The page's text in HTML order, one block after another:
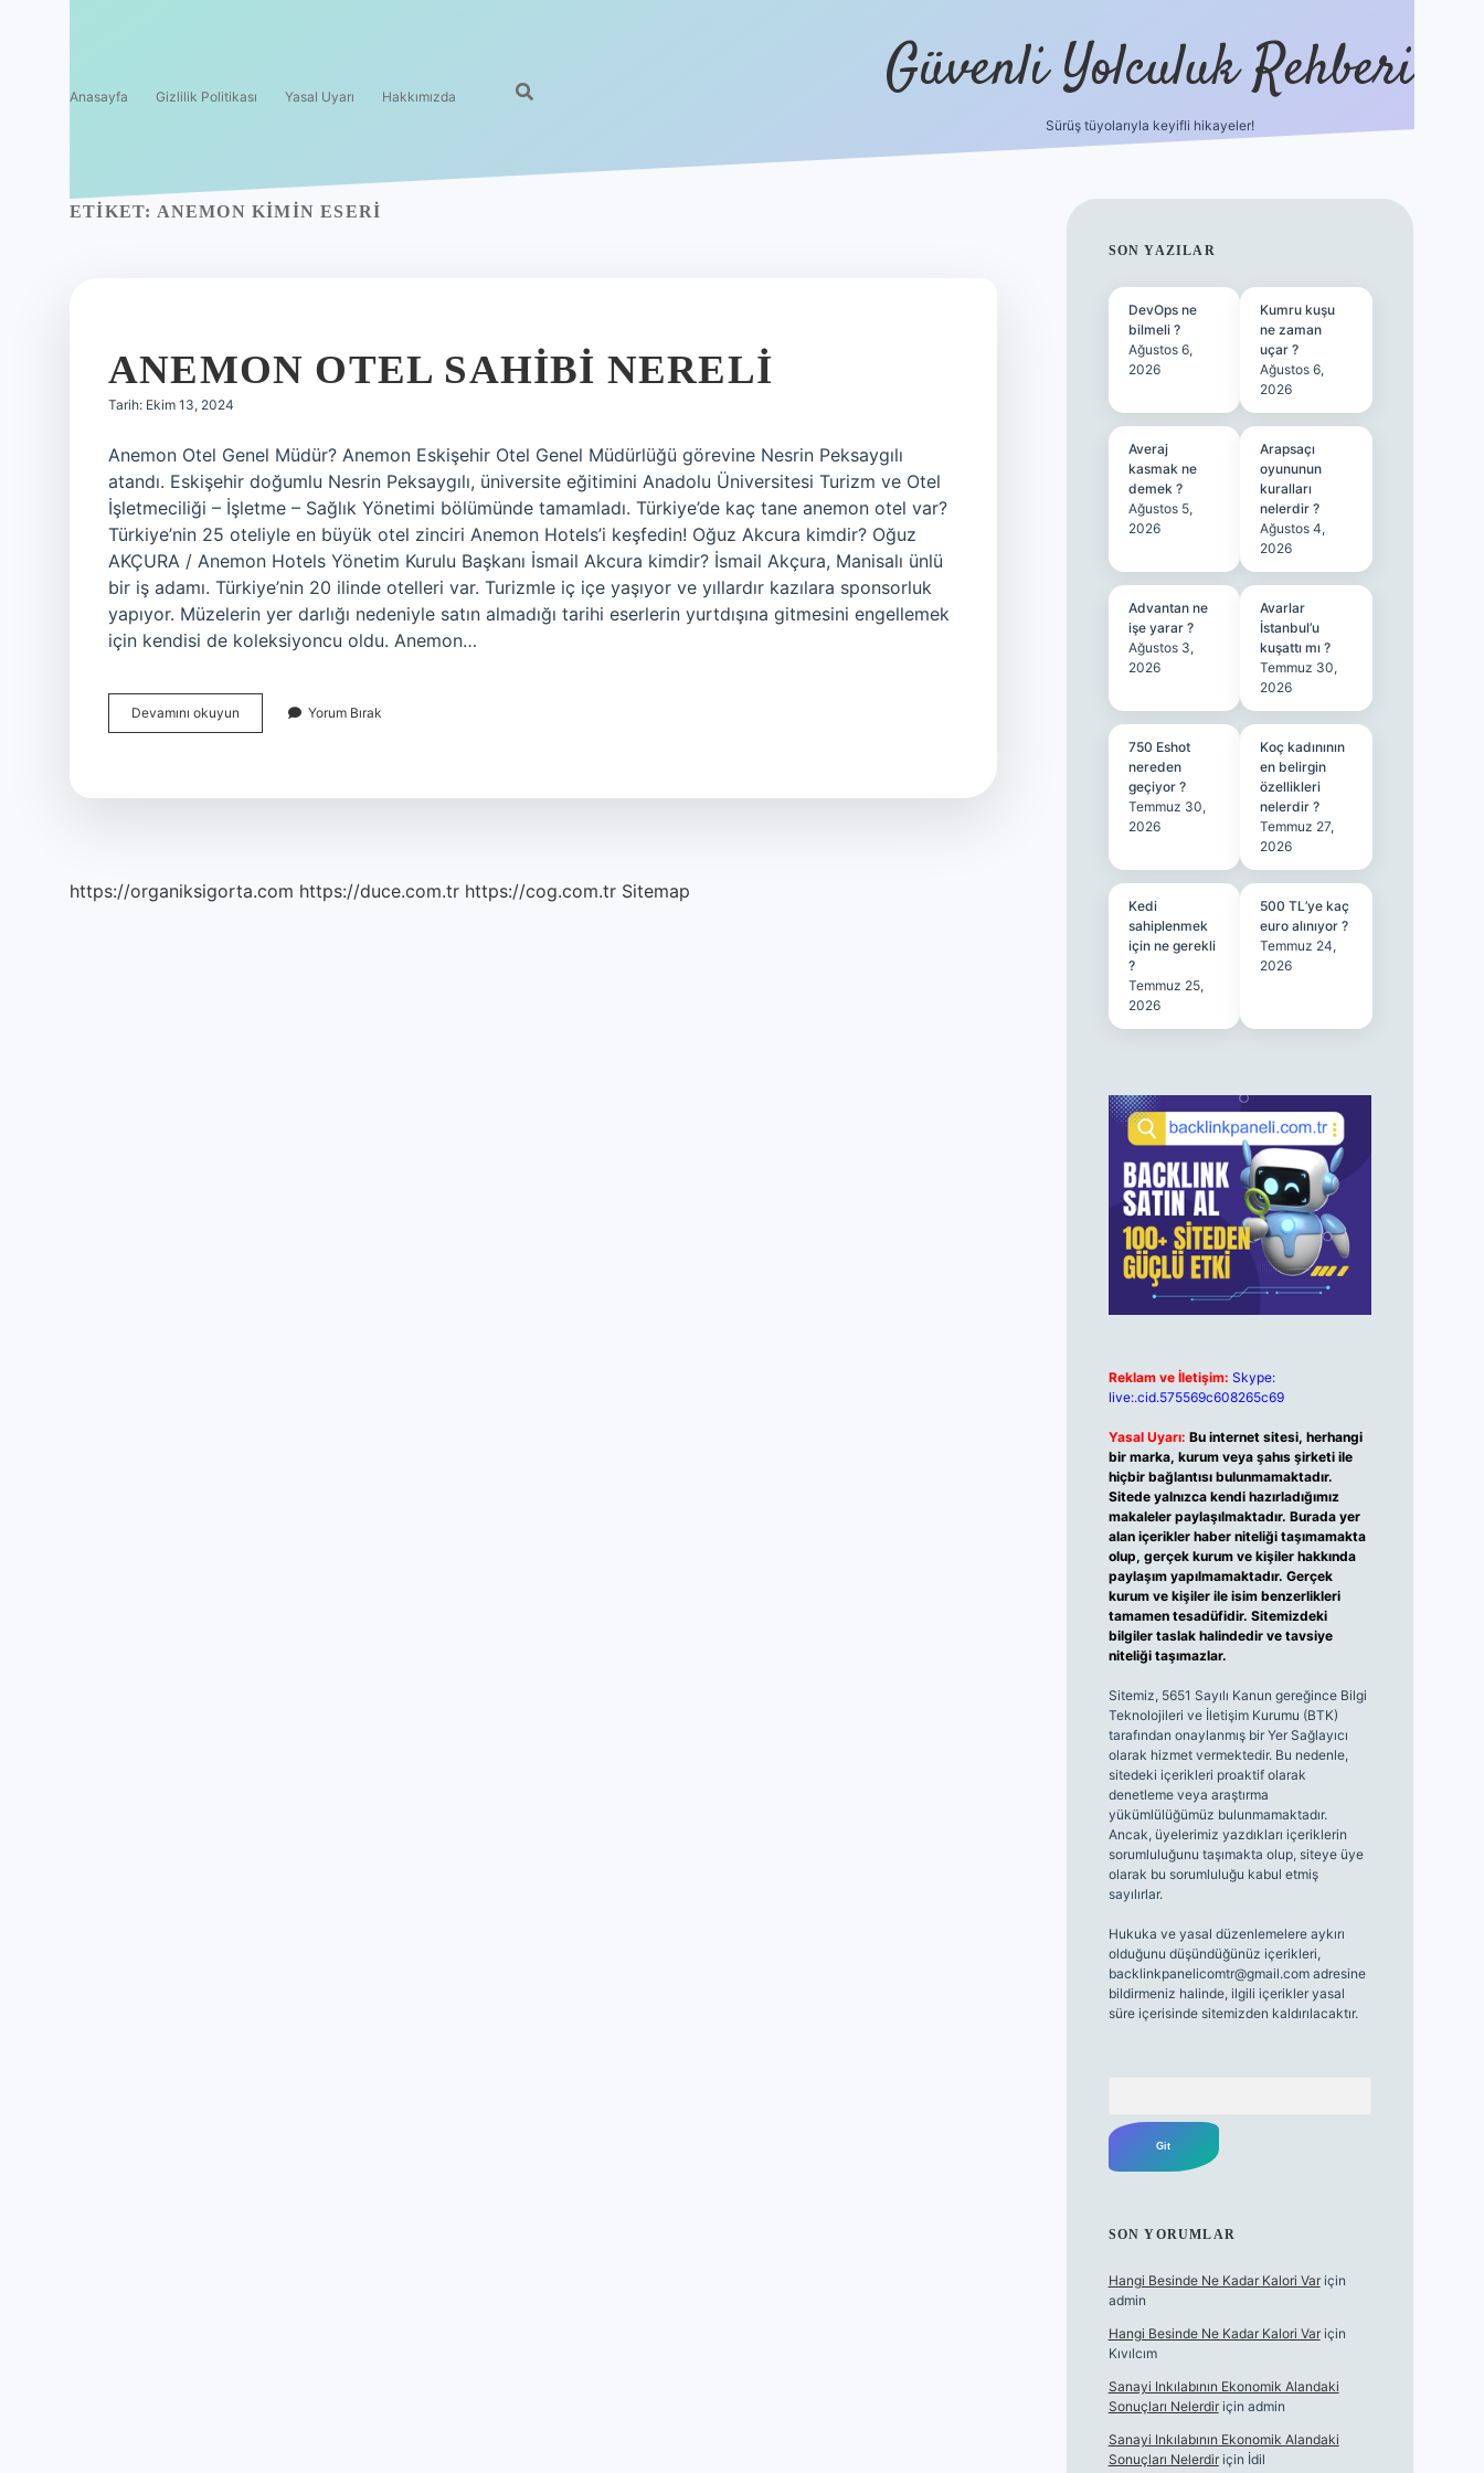
Anasayfa Gizlilik Politikası Yasal Uyarı Hakkımızda Güvenli Yolculuk Rehberi
Sürüş tüyolarıyla keyifli hikayeler!
ETIKET: ANEMON KIMIN ESERI
ANEMON OTEL SAHIBI NERELI
Tarih: Ekim 13, 2024
Anemon Otel Genel Müdür? Anemon Eskişehir Otel Genel Müdürlüğü görevine Nesrin Peksaygılı
atandı. Eskişehir doğumlu Nesrin Peksaygılı, üniversite eğitimini Anadolu Üniversitesi Turizm ve Otel
İşletmeciliği – ​​İşletme – Sağlık Yönetimi bölümünde tamamladı. Türkiye’de kaç tane anemon otel var?
Türkiye’nin 25 oteliyle en büyük otel zinciri Anemon Hotels’i keşfedin! Oğuz Akcura kimdir? Oğuz
AKÇURA / Anemon Hotels Yönetim Kurulu Başkanı İsmail Akcura kimdir? İsmail Akçura, Manisalı ünlü
bir iş adamı. Türkiye’nin 20 ilinde otelleri var. Turizmle iç içe yaşıyor ve yıllardır kazılara sponsorluk
yapıyor. Müzelerin yer darlığı nedeniyle satın almadığı tarihi eserlerin yurtdışına gitmesini engellemek
için kendisi de koleksiyoncu oldu. Anemon…
Devamını okuyun Anemon
Otel
Yorum Bırak
https://organiksigorta.com https://duce.com.tr https://cog.com.tr Sitemap
SIDEBAR
SON YAZILAR
DevOps ne
bilmeli ?
Ağustos 6,
2026
Kumru kuşu
ne zaman
uçar ?
Ağustos 6,
2026
Averaj
kasmak ne
demek ?
Ağustos 5,
2026
Arapsaçı
oyununun
kuralları
nelerdir ?
Ağustos 4,
2026
Advantan ne
işe yarar ?
Ağustos 3,
2026
Avarlar
İstanbul’u
kuşattı mı ?
Temmuz 30,
2026
750 Eshot
nereden
geçiyor ?
Temmuz 30,
2026
Koç kadınının
en belirgin
özellikleri
nelerdir ?
Temmuz 27,
2026
Kedi
sahiplenmek
için ne gerekli
?
Temmuz 25,
2026
500 TL’ye kaç
euro alınıyor ?
Temmuz 24,
2026
Reklam ve İletişim: Skype:
live:.cid.575569c608265c69
Yasal Uyarı: Bu internet sitesi, herhangi
bir marka, kurum veya şahıs şirketi ile
hiçbir bağlantısı bulunmamaktadır.
Sitede yalnızca kendi hazırladığımız
makaleler paylaşılmaktadır. Burada yer
alan içerikler haber niteliği taşımamakta
olup, gerçek kurum ve kişiler hakkında
paylaşım yapılmamaktadır. Gerçek
kurum ve kişiler ile isim benzerlikleri
tamamen tesadüfidir. Sitemizdeki
bilgiler taslak halindedir ve tavsiye
niteliği taşımazlar.
Sitemiz, 5651 Sayılı Kanun gereğince Bilgi
Teknolojileri ve İletişim Kurumu (BTK)
tarafından onaylanmış bir Yer Sağlayıcı
olarak hizmet vermektedir. Bu nedenle,
sitedeki içerikleri proaktif olarak
denetleme veya araştırma
yükümlülüğümüz bulunmamaktadır.
Ancak, üyelerimiz yazdıkları içeriklerin
sorumluluğunu taşımakta olup, siteye üye
olarak bu sorumluluğu kabul etmiş
sayılırlar.
Hukuka ve yasal düzenlemelere aykırı
olduğunu düşündüğünüz içerikleri,
backlinkpanelicomtr@gmail.comadresine
bildirmeniz halinde, ilgili içerikler yasal
süre içerisinde sitemizden kaldırılacaktır.
SON YORUMLAR
Hangi Besinde Ne Kadar Kalori Variçin
admin
Hangi Besinde Ne Kadar Kalori Variçin
Kıvılcım
Sanayi Inkılabının Ekonomik Alandaki
Sonuçları Nelerdiriçin admin
Sanayi Inkılabının Ekonomik Alandaki
Sonuçları Nelerdiriçin İdil
grandoperabet